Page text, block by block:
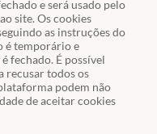
e será usado pelo
site. Os cookies
as instruções do
é temporário e
fechado. É possível
recusar todos os
podem não
de aceitar cookies